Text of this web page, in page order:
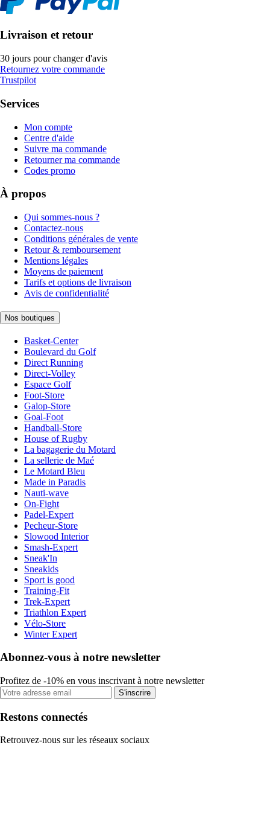
Livraison et retour
30 jours pour changer d'avis
Retournez votre commande
Trustpilot
Services
Mon compte
Centre d'aide
Suivre ma commande
Retourner ma commande
Codes promo
À propos
Qui sommes-nous ?
Contactez-nous
Conditions générales de vente
Retour & remboursement
Mentions légales
Moyens de paiement
Tarifs et options de livraison
Avis de confidentialité
Nos boutiques
Basket-Center
Boulevard du Golf
Direct Running
Direct-Volley
Espace Golf
Foot-Store
Galop-Store
Goal-Foot
Handball-Store
House of Rugby
La bagagerie du Motard
La sellerie de Maé
Le Motard Bleu
Made in Paradis
Nauti-wave
On-Fight
Padel-Expert
Pecheur-Store
Slowood Interior
Smash-Expert
Sneak'In
Sneakids
Sport is good
Training-Fit
Trek-Expert
Triathlon Expert
Vélo-Store
Winter Expert
Abonnez-vous à notre newsletter
Profitez de -10% en vous inscrivant à notre newsletter
S'inscrire
Restons connectés
Retrouvez-nous sur les réseaux sociaux